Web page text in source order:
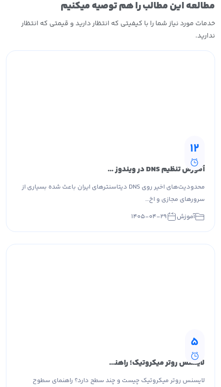
مطالعه این مطالب را هم توصیه میکنیم
خدمات مورد نیاز شما را با کیفیتی که انتظار دارید و قیمتی که انتظار
ندارید.
12
آموزش تنظیم DNS در ویندوز و لینوکس + لیست بهترین DNS ها
محدودیت‌های اخیر روی DNS دیتاسنترهای ایران باعث شده بسیاری از
سرورهای مجازی و اخ…
آموزش
۱۴۰۵-۰۴-۲۹
5
لایسنس روتر میکروتیک؛ راهنمای کامل سطوح RouterOS و CHR
لایسنس روتر میکروتیک چیست و چند سطح دارد؟ راهنمای سطوح